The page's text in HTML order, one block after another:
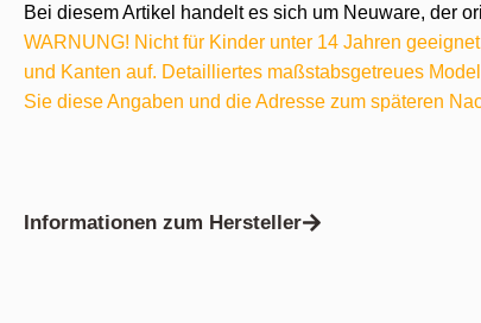
Bei diesem Artikel handelt es sich um Neuware, der
WARNUNG! Nicht für Kinder unter 14 Jahren
und Kanten auf. Detailliertes maßstabsgetreues
Sie diese Angaben und die Adresse zum späteren
Informationen zum Hersteller